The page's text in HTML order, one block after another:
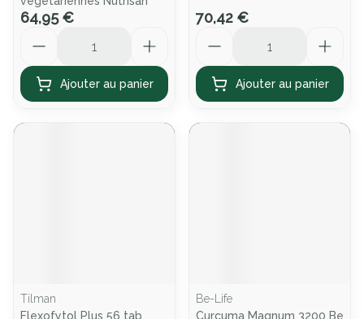
64,95 €
Ajouter au panier
70,42 €
Ajouter au panier
Tilman
Flexofytol Plus 56 tab
Be-Life
Curcuma Magnum 3200 Be